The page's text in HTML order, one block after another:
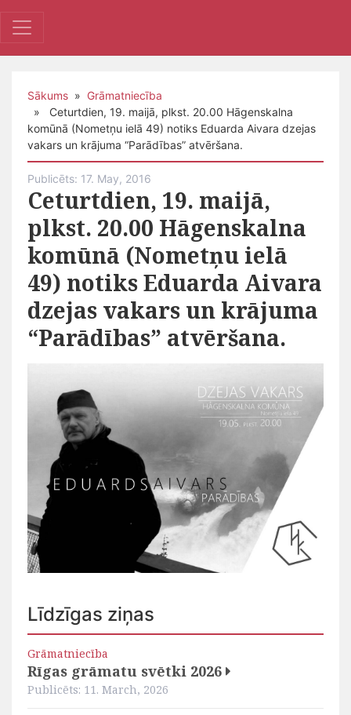
Sākums » Grāmatniecība
» Ceturtdien, 19. maijā, plkst. 20.00 Hāgenskalna
komūnā (Nometņu ielā 49) notiks Eduarda Aivara dzejas
vakars un krājuma “Parādības” atvēršana.
Publicēts: 17. May, 2016
Ceturtdien, 19. maijā,
plkst. 20.00 Hāgenskalna
komūnā (Nometņu ielā
49) notiks Eduarda Aivara
dzejas vakars un krājuma
“Parādības” atvēršana.
Līdzīgas ziņas
Grāmatniecība
Rīgas grāmatu svētki 2026
Publicēts: 11. March, 2026